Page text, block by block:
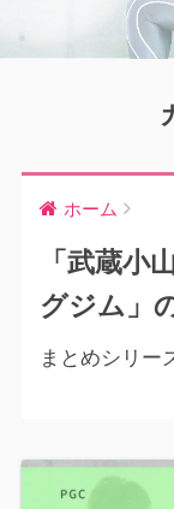
ホーム
「武蔵小
グジム」
まとめシリー